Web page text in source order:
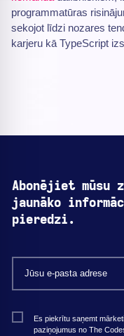
programmatūras
sekojot līdzi nozares
karjeru kā TypeScript
Abonējiet mūsu
jaunāko
pieredzi.
Es piekrītu saņemt
paziņojumus no The